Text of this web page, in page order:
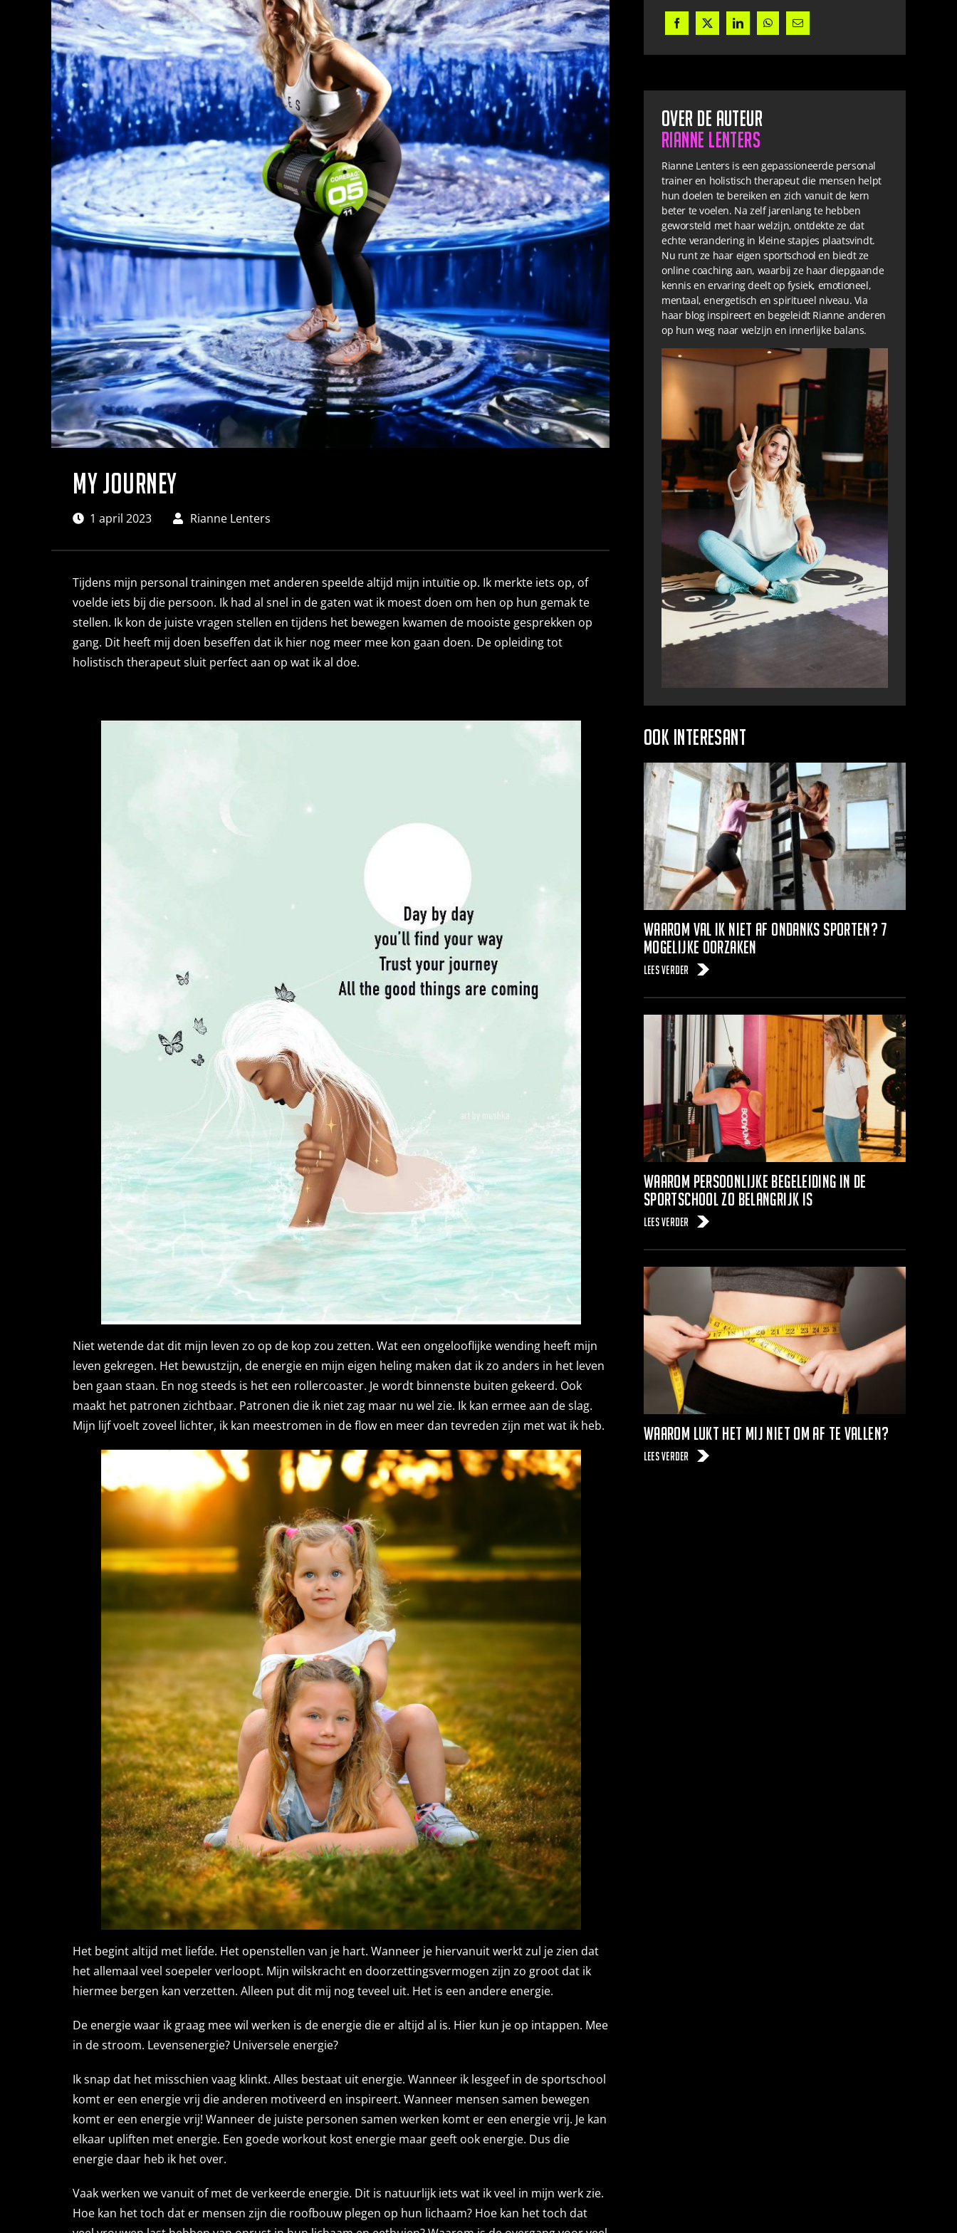
My Journey
1 april 2023 Rianne Lenters
Tijdens mijn personal trainingen met anderen speelde altijd mijn intuïtie op. Ik merkte iets op, of
voelde iets bij die persoon. Ik had al snel in de gaten wat ik moest doen om hen op hun gemak te
stellen. Ik kon de juiste vragen stellen en tijdens het bewegen kwamen de mooiste gesprekken op
gang. Dit heeft mij doen beseffen dat ik hier nog meer mee kon gaan doen. De opleiding tot
holistisch therapeut sluit perfect aan op wat ik al doe.
Niet wetende dat dit mijn leven zo op de kop zou zetten. Wat een ongelooflijke wending heeft mijn
leven gekregen. Het bewustzijn, de energie en mijn eigen heling maken dat ik zo anders in het leven
ben gaan staan. En nog steeds is het een rollercoaster. Je wordt binnenste buiten gekeerd. Ook
maakt het patronen zichtbaar. Patronen die ik niet zag maar nu wel zie. Ik kan ermee aan de slag.
Mijn lijf voelt zoveel lichter, ik kan meestromen in de flow en meer dan tevreden zijn met wat ik heb.
Het begint altijd met liefde. Het openstellen van je hart. Wanneer je hiervanuit werkt zul je zien dat
het allemaal veel soepeler verloopt. Mijn wilskracht en doorzettingsvermogen zijn zo groot dat ik
hiermee bergen kan verzetten. Alleen put dit mij nog teveel uit. Het is een andere energie.
De energie waar ik graag mee wil werken is de energie die er altijd al is. Hier kun je op intappen. Mee
in de stroom. Levensenergie? Universele energie?
Ik snap dat het misschien vaag klinkt. Alles bestaat uit energie. Wanneer ik lesgeef in de sportschool
komt er een energie vrij die anderen motiveerd en inspireert. Wanneer mensen samen bewegen
komt er een energie vrij! Wanneer de juiste personen samen werken komt er een energie vrij. Je kan
elkaar upliften met energie. Een goede workout kost energie maar geeft ook energie. Dus die
energie daar heb ik het over.
Vaak werken we vanuit of met de verkeerde energie. Dit is natuurlijk iets wat ik veel in mijn werk zie.
Hoe kan het toch dat er mensen zijn die roofbouw plegen op hun lichaam? Hoe kan het toch dat
Over de auteur
Rianne Lenters
Rianne Lenters is een gepassioneerde personal
trainer en holistisch therapeut die mensen helpt
hun doelen te bereiken en zich vanuit de kern
beter te voelen. Na zelf jarenlang te hebben
geworsteld met haar welzijn, ontdekte ze dat
echte verandering in kleine stapjes plaatsvindt.
Nu runt ze haar eigen sportschool en biedt ze
online coaching aan, waarbij ze haar diepgaande
kennis en ervaring deelt op fysiek, emotioneel,
mentaal, energetisch en spiritueel niveau. Via
haar blog inspireert en begeleidt Rianne anderen
op hun weg naar welzijn en innerlijke balans.
Ook interesant
Waarom val ik niet af ondanks sporten? 7
mogelijke oorzaken
Lees verder
Waarom persoonlijke begeleiding in de
sportschool zo belangrijk is
Lees verder
Waarom lukt het mij niet om af te vallen?
Lees verder